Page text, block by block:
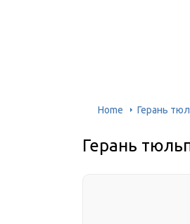
Home Герань
Герань